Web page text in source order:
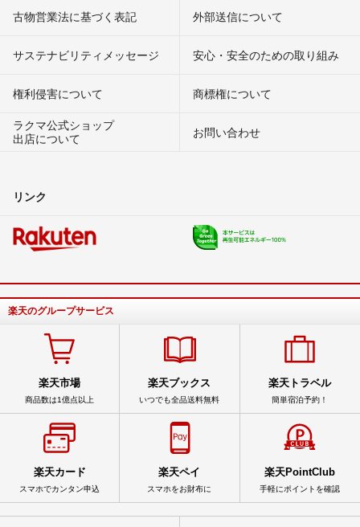
古物営業法に基づく表記 外部送信について
サステナビリティメッセージ 安心・安全のための取り組み
権利侵害について
商標権について
ラクマ公式ショップ
出店について
お問い合わせ
リンク
楽天のグループサービス
楽天市場
商品数は1億点以上
楽天ブックス
いつでも全品送料無料
楽天トラベル
簡単宿泊予約！
楽天カード
スマホでカンタン申込
楽天ペイ
スマホをお財布に
楽天PointClub
手軽にポイントを確認